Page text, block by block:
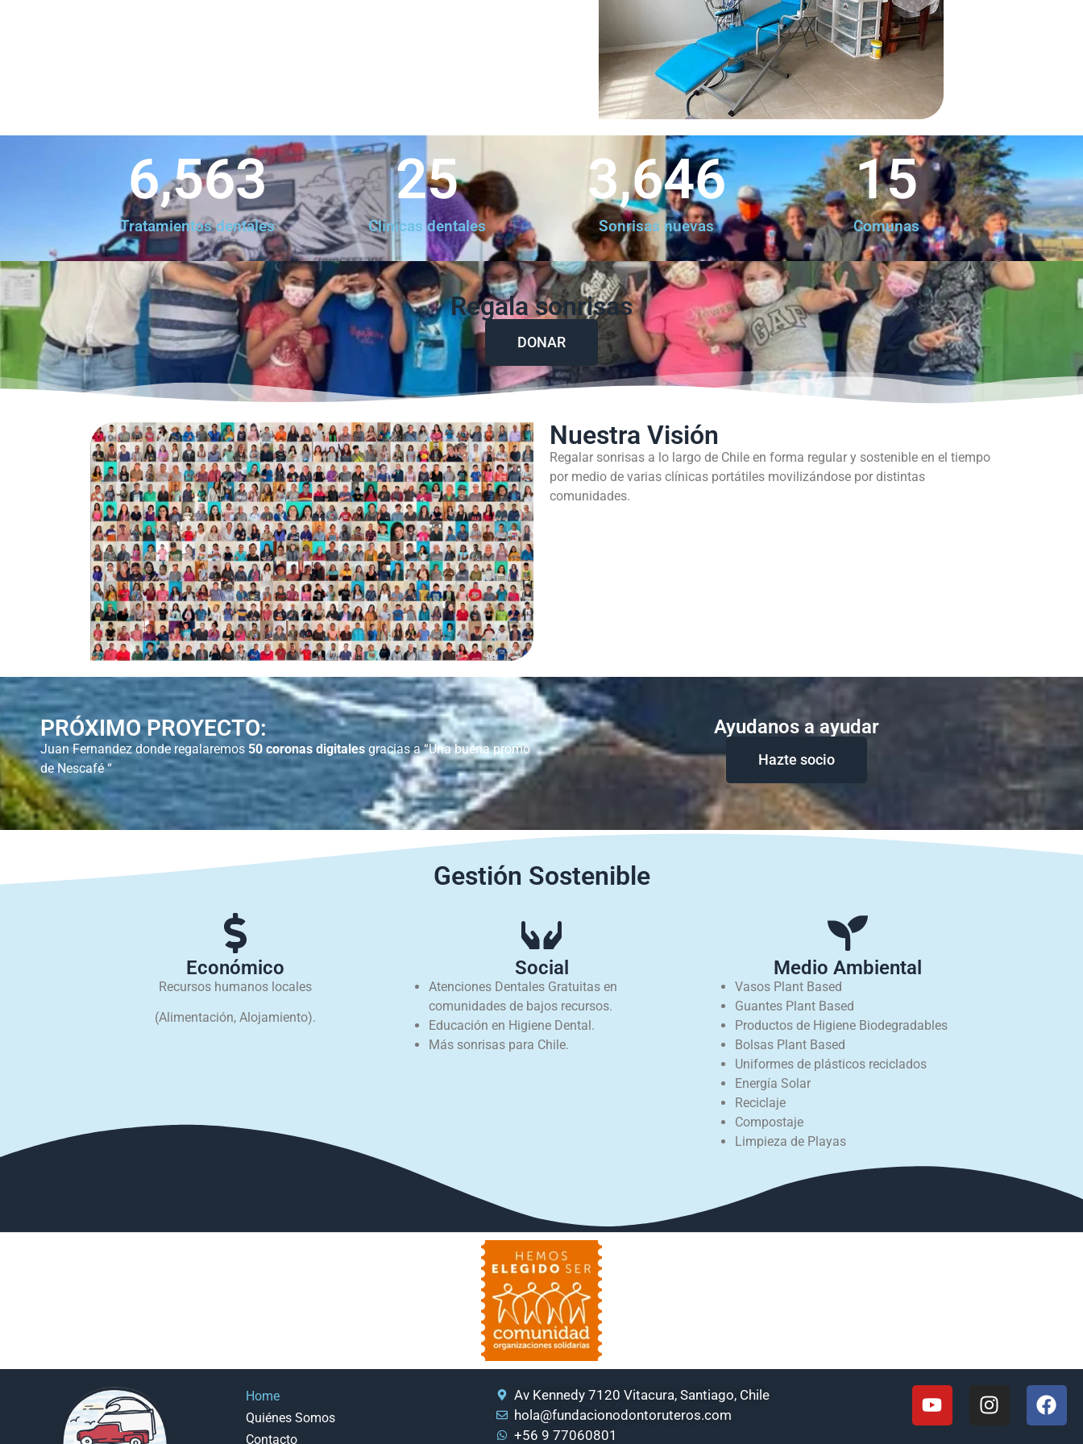
Tratamientos dentales
6,563
Clínicas dentales
25
Sonrisas nuevas
3,646
Comunas
15
Regala sonrisas
DONAR
Nuestra Visión
Regalar sonrisas a lo largo de Chile en forma regular y sostenible en el tiempo
por medio de varias clínicas portátiles movilizándose por distintas
comunidades.
PRÓXIMO PROYECTO:
Juan Fernandez donde regalaremos 50 coronas digitales gracias a “Una buena promo
de Nescafé “
Ayudanos a ayudar
Hazte socio
Gestión Sostenible
Económico
Recursos humanos locales
(Alimentación, Alojamiento).
Social
Atenciones Dentales Gratuitas en
comunidades de bajos recursos.
Educación en Higiene Dental.
Más sonrisas para Chile.
Medio Ambiental
Vasos Plant Based
Guantes Plant Based
Productos de Higiene Biodegradables
Bolsas Plant Based
Uniformes de plásticos reciclados
Energía Solar
Reciclaje
Compostaje
Limpieza de Playas
Home
Quiénes Somos
Contacto
Av Kennedy 7120 Vitacura, Santiago, Chile
hola@fundacionodontoruteros.com
+56 9 77060801